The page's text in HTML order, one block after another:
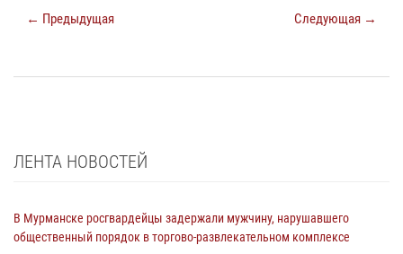
← Предыдущая Следующая →
ЛЕНТА НОВОСТЕЙ
В Мурманске росгвардейцы задержали мужчину, нарушавшего
общественный порядок в торгово-развлекательном комплексе